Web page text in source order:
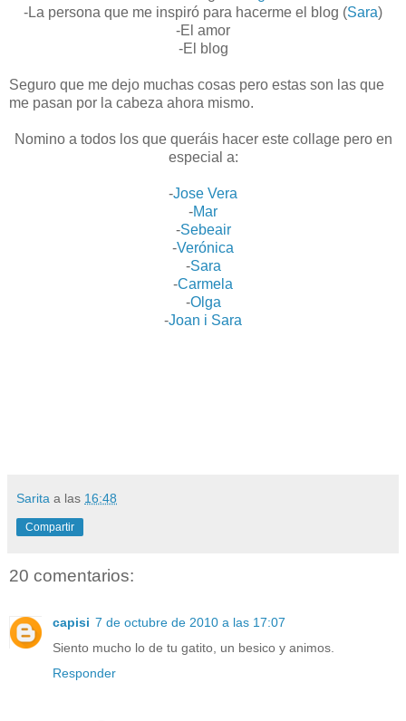
-La persona que me inspiró para hacerme el blog (Sara)
-El amor
-El blog
Seguro que me dejo muchas cosas pero estas son las que
me pasan por la cabeza ahora mismo.
Nomino a todos los que queráis hacer este collage pero en
especial a:
-Jose Vera
-Mar
-Sebeair
-Verónica
-Sara
-Carmela
-Olga
-Joan i Sara
Sarita a las 16:48
Compartir
20 comentarios:
capisi 7 de octubre de 2010 a las 17:07
Siento mucho lo de tu gatito, un besico y animos.
Responder